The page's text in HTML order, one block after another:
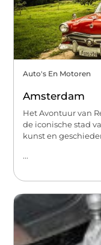
Auto's En Motoren
Amsterdam
Het Avontuur van
de iconische stad
kunst en
...